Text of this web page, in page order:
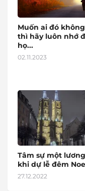
Muốn ai đó
thì hãy luôn nhớ
họ...
02.11.2023
Tâm sự một
khi dự lễ đêm
27.12.2022